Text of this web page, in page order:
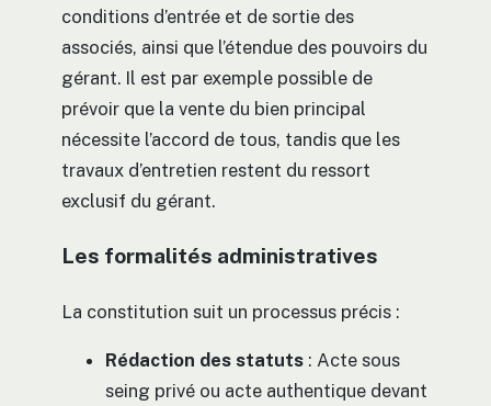
conditions d’entrée et de sortie des
associés, ainsi que l’étendue des pouvoirs du
gérant. Il est par exemple possible de
prévoir que la vente du bien principal
nécessite l’accord de tous, tandis que les
travaux d’entretien restent du ressort
exclusif du gérant.
Les formalités administratives
La constitution suit un processus précis :
Rédaction des statuts : Acte sous
seing privé ou acte authentique devant